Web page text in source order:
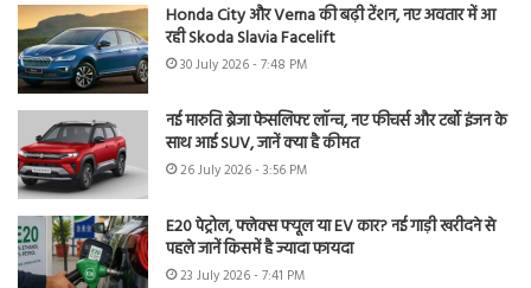
Honda City और Verna की बढ़ी टेंशन, नए अवतार में आ
रही Skoda Slavia Facelift
30 July 2026 - 7:48 PM
नई मारुति ब्रेजा फेसलिफ्ट लॉन्च, नए फीचर्स और टर्बो इंजन के
साथ आई SUV, जानें क्या है कीमत
26 July 2026 - 3:56 PM
E20 पेट्रोल, फ्लेक्स फ्यूल या EV कार? नई गाड़ी खरीदने से
पहले जानें किसमें है ज्यादा फायदा
23 July 2026 - 7:41 PM